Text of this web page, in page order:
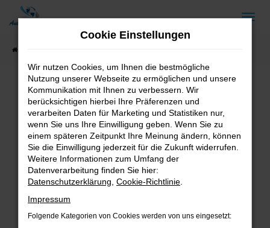
Zum
Fehler: Network Error
Beim Laden ist ein Fehler aufgetreten.
Hier sind ein paar Tipps, die dir helfen können:
Überprüfe deine Firewall und deine
Internetverbindung.
Laden andere Webseiten, zum Beispiel deine
Suchmaschine?
Prüfe deine Browsererweiterungen.
Cookie Einstellungen
Wir nutzen Cookies, um Ihnen die bestmögliche
Nutzung unserer Webseite zu ermöglichen und unsere
Kommunikation mit Ihnen zu verbessern. Wir
berücksichtigen hierbei Ihre Präferenzen und
verarbeiten Daten für Marketing und Statistiken nur,
wenn Sie uns Ihre Einwilligung geben. Wenn Sie zu
einem späteren Zeitpunkt Ihre Meinung ändern, können
Sie die Einwilligung jederzeit für die Zukunft widerrufen.
Weitere Informationen zum Umfang der
Datenverarbeitung finden Sie hier:
Datenschutzerklärung Cookie-Richtlinie
Impressum
Folgende Kategorien von Cookies werden von uns eingesetzt: